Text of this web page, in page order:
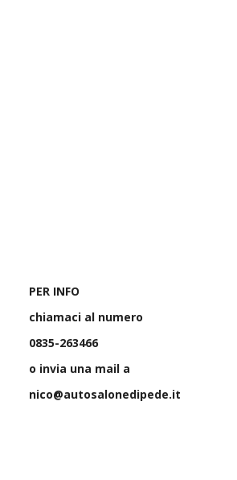
PER INFO
chiamaci al numero
0835-263466
o invia una mail a
nico@autosalonedipede.it